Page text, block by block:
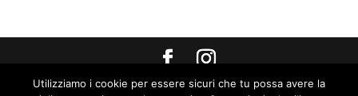
Max World s.r.l. Strada Pratoboschiero, 4 Fraz.
Utilizziamo i cookie per essere sicuri che tu possa avere la